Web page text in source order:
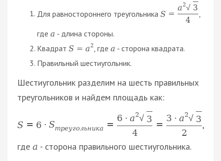
Для равностороннего треугольника S =
a2√ 3
4
где а - длина стороны.
Квадрат S = a2 , гдеа - сторона квадрата.
Правильный шестиугольник.
Шестиугольник разделим на шесть правильных
треугольников и найдем площадь как:
S = 6 · Sтреугольника =
6 · a2√ 3
4
=
3 · a2√ 3
2
,
где а - сторона правильного шестиугольника.